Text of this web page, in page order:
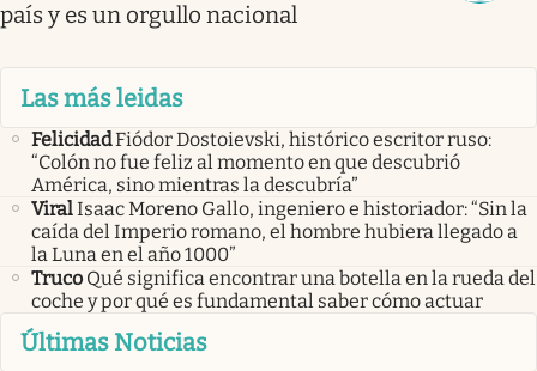
país y es un orgullo nacional
Las más leidas
FelicidadFiódor Dostoievski, histórico escritor ruso:
“Colón no fue feliz al momento en que descubrió
América, sino mientras la descubría”
ViralIsaac Moreno Gallo, ingeniero e historiador: “Sin la
caída del Imperio romano, el hombre hubiera llegado a
la Luna en el año 1000”
Truco Qué significa encontrar una botella en la rueda del
coche y por qué es fundamental saber cómo actuar
Últimas Noticias